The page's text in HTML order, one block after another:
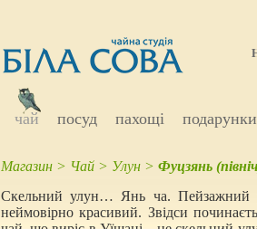
чай посуд пахощі подарунки
Магазин > Чай > Улун > Фуцзянь
Скельний улун… Янь ча. Пейзажний
неймовірно красивий. Звідси